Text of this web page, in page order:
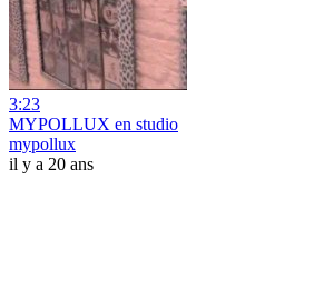
3:23
MYPOLLUX en studio
mypollux
il y a 20 ans